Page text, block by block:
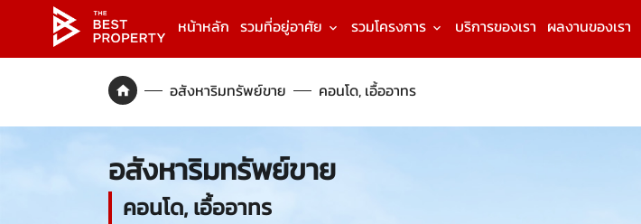
หน้าหลัก รวมที่อยู่อาศัย รวมโครงการ บริการของเรา ผลงานของเรา
อสังหาริมทรัพย์ขาย คอนโด, เอื้ออาทร
อสังหาริมทรัพย์ขาย
คอนโด, เอื้ออาทร